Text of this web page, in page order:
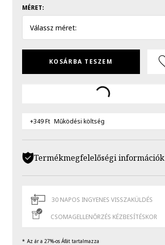
MÉRET:
Válassz méret:
KOSÁRBA TESZEM
+349 Ft Működési költség
Termékmegfelelőségi információk
30 NAPOS INGYENES VISSZAKÜLDÉS
CSOMAGELLENŐRZÉS KÉZBESÍTÉSKOR
Az ár a 27%-os Áfát tartalmazza